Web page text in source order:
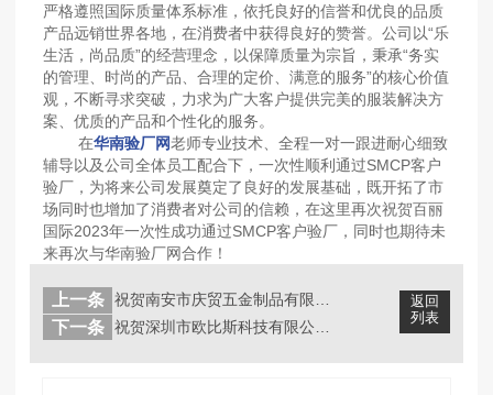
严格遵照国际质量体系标准，依托良好的信誉和优良的品质
产品远销世界各地，在消费者中获得良好的赞誉。公司以“乐
生活，尚品质”的经营理念，以保障质量为宗旨，秉承“务实
的管理、时尚的产品、合理的定价、满意的服务”的核心价值
观，不断寻求突破，力求为广大客户提供完美的服装解决方
案、优质的产品和个性化的服务。
在华南验厂网老师专业技术、全程一对一跟进耐心细致
辅导以及公司全体员工配合下，一次性顺利通过SMCP客户
验厂，为将来公司发展奠定了良好的发展基础，既开拓了市
场同时也增加了消费者对公司的信赖，在这里再次祝贺百丽
国际2023年一次性成功通过SMCP客户验厂，同时也期待未
来再次与华南验厂网合作！
返回
列表
上一条
下一条